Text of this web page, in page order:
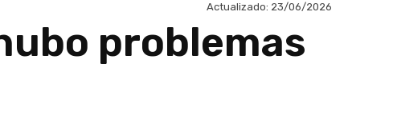
Actualizado: 23/06/2026
problemas